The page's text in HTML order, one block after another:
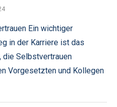
Ein wichtiger
in der Karriere ist das
die Selbstvertrauen
Vorgesetzten und Kollegen